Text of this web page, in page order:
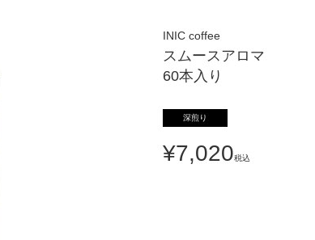
INIC coffee
スムースアロマ
60本入り
深煎り
¥7,020税込